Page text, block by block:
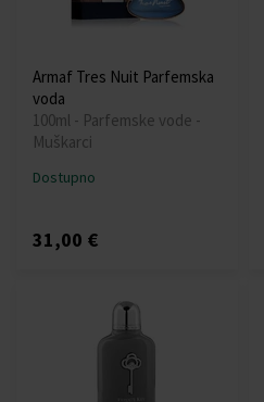
Armaf Tres Nuit Parfemska
voda
100ml - Parfemske vode -
Muškarci
Dostupno
31,00 €